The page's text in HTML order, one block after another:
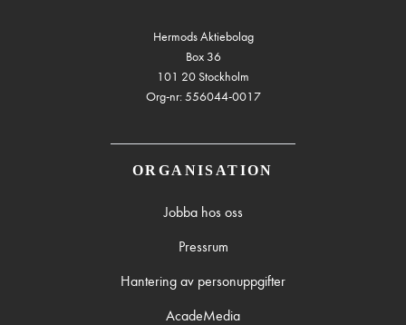
Hermods Aktiebolag
Box 36
101 20 Stockholm
Org-nr: 556044-0017
ORGANISATION
Jobba hos oss
Pressrum
Hantering av personuppgifter
AcadeMedia